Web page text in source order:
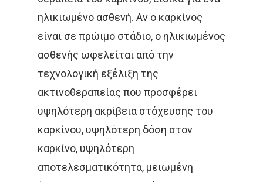
ηλικιωμένο ασθενή. Αν ο καρκίνος
είναι σε πρώιμο στάδιο, ο ηλικιωμένος
ασθενής ωφελείται από την
τεχνολογική εξέλιξη της
ακτινοθεραπείας που προσφέρει
υψηλότερη ακρίβεια στόχευσης του
καρκίνου, υψηλότερη δόση στον
καρκίνο, υψηλότερη
αποτελεσματικότητα, μειωμένη